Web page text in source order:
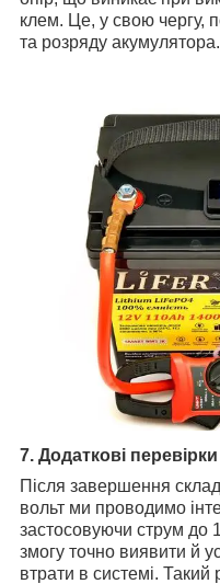
клем. Це, у свою чергу,
та розряду акумулятора.
7. Додаткові
Після завершення
вольт ми проводимо
застосовуючи струм до
змогу точно виявити й
втрати в системі. Такий